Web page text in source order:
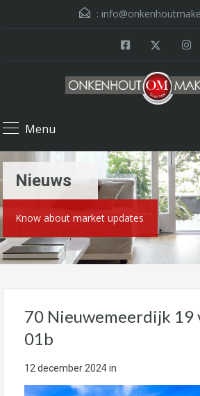
:
Menu
Nieuws
Know about market updates
70 Nieuwemeerdijk 19
01b
12 december 2024in